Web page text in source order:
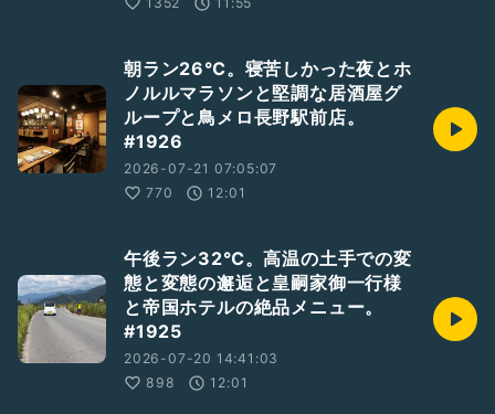
朝ラン26℃。寝苦しかった夜とホ
ノルルマラソンと堅調な居酒屋グ
ループと鳥メロ長野駅前店。
#1926
2026-07-21 07:05:07
770
12:01
午後ラン32℃。高温の土手での変
態と変態の邂逅と皇嗣家御一行様
と帝国ホテルの絶品メニュー。
#1925
2026-07-20 14:41:03
898
12:01